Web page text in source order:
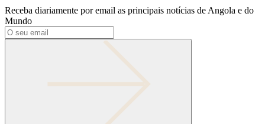
Receba diariamente por email as principais notícias de Angola e do
Mundo